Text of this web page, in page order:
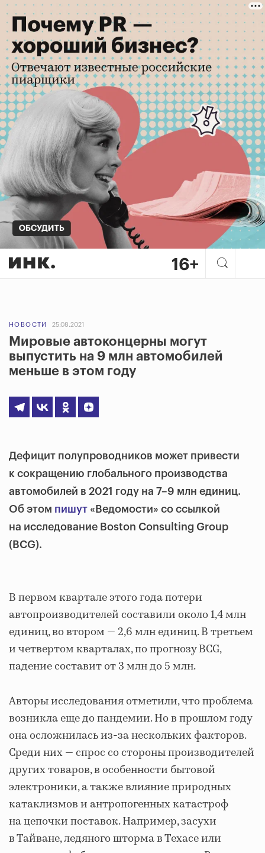
НОВОСТИ 25.08.2021
Мировые автоконцерны могут
выпустить на 9 млн автомобилей
меньше в этом году
Дефицит полупроводников может привести
к сокращению глобального производства
автомобилей в 2021 году на 7–9 млн единиц.
Об этом пишут «Ведомости» со ссылкой
на исследование Boston Consulting Group
(BCG).
В первом квартале этого года потери
автопроизводителей составили около 1,4 млн
единиц, во втором — 2,6 млн единиц. В третьем
и четвертом кварталах, по прогнозу BCG,
падение составит от 3 млн до 5 млн.
Авторы исследования отметили, что проблема
возникла еще до пандемии. Но в прошлом году
она осложнилась из-за нескольких факторов.
Среди них — спрос со стороны производителей
других товаров, в особенности бытовой
электроники, а также влияние природных
катаклизмов и антропогенных катастроф
на цепочки поставок. Например, засухи
в Тайване, ледяного шторма в Техасе или